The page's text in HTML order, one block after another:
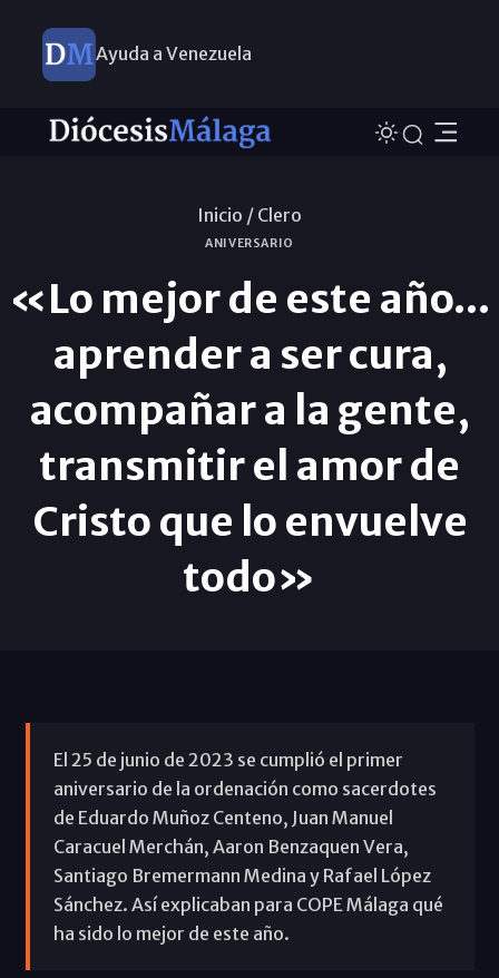
Ayuda a Venezuela
Inicio / Clero
ANIVERSARIO
«Lo mejor de este año...
aprender a ser cura,
acompañar a la gente,
transmitir el amor de
Cristo que lo envuelve
todo»
El 25 de junio de 2023 se cumplió el primer
aniversario de la ordenación como sacerdotes
de Eduardo Muñoz Centeno, Juan Manuel
Caracuel Merchán, Aaron Benzaquen Vera,
Santiago Bremermann Medina y Rafael López
Sánchez. Así explicaban para COPE Málaga qué
ha sido lo mejor de este año.